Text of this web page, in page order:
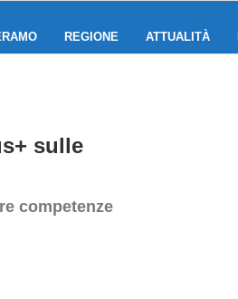
REGIONE ATTUALITÀ
sulle
competenze